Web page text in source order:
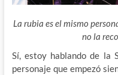
La rubia es el mismo
no la
Sí, estoy hablando de la
personaje que empezó